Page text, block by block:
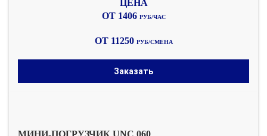
ОТ 1406 РУБ/ЧАС
ОТ 11250 РУБ/СМЕНА
Заказать
МИНИ-ПОГРУЗЧИК UNC 060